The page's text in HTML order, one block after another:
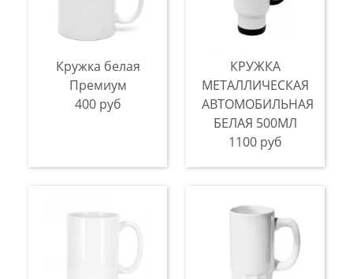
Кружка белая
Премиум
400 руб
КРУЖКА
МЕТАЛЛИЧЕСКАЯ
АВТОМОБИЛЬНАЯ
БЕЛАЯ 500МЛ
1100 руб